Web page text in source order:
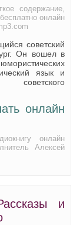
содержание,
онлайн
советский
Он вошел в
язык и
онлайн
онлайн
Алексей
и